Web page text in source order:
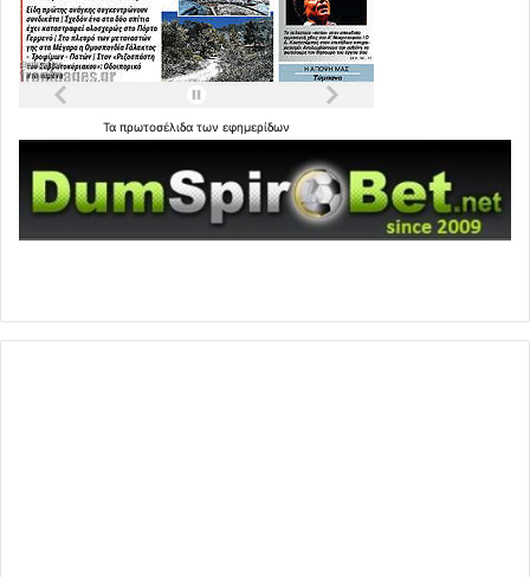
Τα πρωτοσέλιδα των εφημερίδων